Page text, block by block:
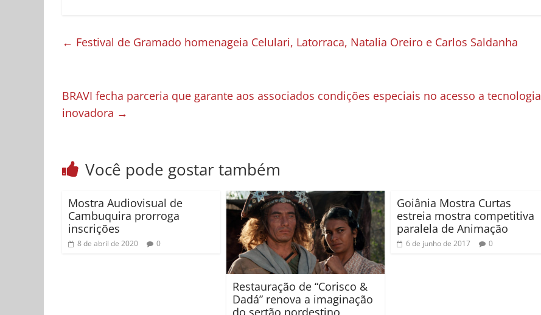
← Festival de Gramado homenageia Celulari, Latorraca, Natalia Oreiro e Carlos Saldanha
BRAVI fecha parceria que garante aos associados condições especiais no acesso a tecnologia
inovadora →
Você pode gostar também
Mostra Audiovisual de
Cambuquira prorroga
inscrições
8 de abril de 2020 0
Restauração de “Corisco &
Dadá” renova a imaginação
do sertão nordestino
Goiânia Mostra Curtas
estreia mostra competitiva
paralela de Animação
6 de junho de 2017 0